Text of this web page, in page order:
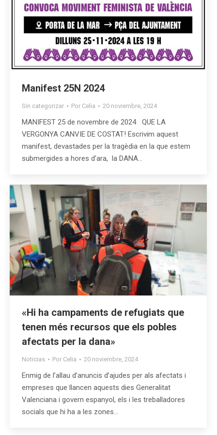
Manifest 25N 2024
Sin categorizar Por Celia 20 noviembre, 2024
MANIFEST 25 de novembre de 2024 QUE LA
VERGONYA CANVIE DE COSTAT! Escrivim aquest
manifest, devastades per la tragèdia en la que estem
submergides a hores d’ara, la DANA…
«Hi ha campaments de refugiats que
tenen més recursos que els pobles
afectats per la dana»
Noticias Por Celia 20 noviembre, 2024
Enmig de l’allau d’anuncis d’ajudes per als afectats i
empreses que llancen aquests dies Generalitat
Valenciana i govern espanyol, els i les treballadores
socials que hi ha a les zones…